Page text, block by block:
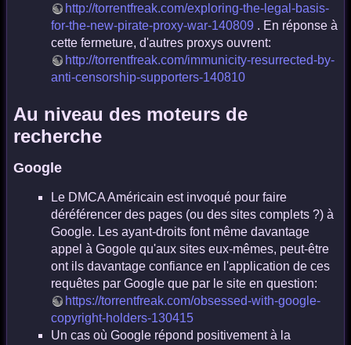
http://torrentfreak.com/exploring-the-legal-basis-
for-the-new-pirate-proxy-war-140809 . En réponse à
cette fermeture, d'autres proxys ouvrent:
http://torrentfreak.com/immunicity-resurrected-by-
anti-censorship-supporters-140810
Au niveau des moteurs de
recherche
Google
Le DMCA Américain est invoqué pour faire
déréférencer des pages (ou des sites complets ?) à
Google. Les ayant-droits font même davantage
appel à Gogole qu'aux sites eux-mêmes, peut-être
ont ils davantage confiance en l'application de ces
requêtes par Google que par le site en question:
https://torrentfreak.com/obsessed-with-google-
copyright-holders-130415
Un cas où Google répond positivement à la